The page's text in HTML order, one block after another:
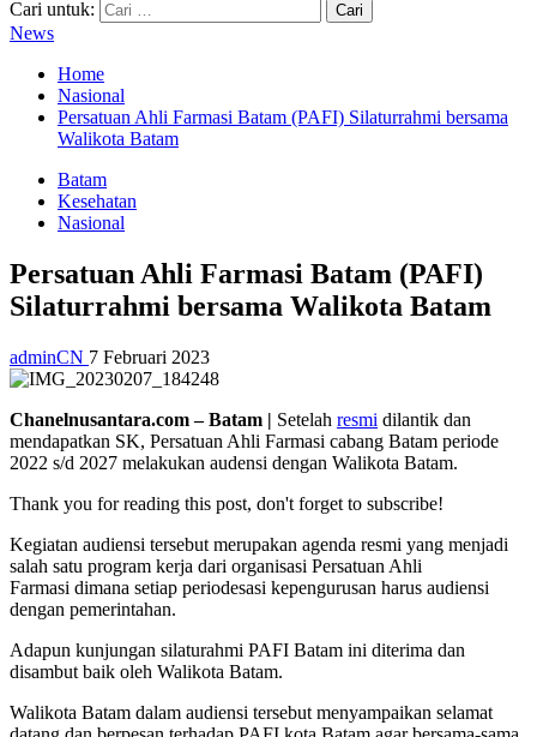
Cari untuk:
News
Home
Nasional
Persatuan Ahli Farmasi Batam (PAFI) Silaturrahmi bersama
Walikota Batam
Batam
Kesehatan
Nasional
Persatuan Ahli Farmasi Batam (PAFI)
Silaturrahmi bersama Walikota Batam
adminCN 7 Februari 2023
Chanelnusantara.com – Batam | Setelah resmi dilantik dan
mendapatkan SK, Persatuan Ahli Farmasi cabang Batam periode
2022 s/d 2027 melakukan audensi dengan Walikota Batam.
Thank you for reading this post, don't forget to subscribe!
Kegiatan audiensi tersebut merupakan agenda resmi yang menjadi
salah satu program kerja dari organisasi Persatuan Ahli
Farmasi dimana setiap periodesasi kepengurusan harus audiensi
dengan pemerintahan.
Adapun kunjungan silaturahmi PAFI Batam ini diterima dan
disambut baik oleh Walikota Batam.
Walikota Batam dalam audiensi tersebut menyampaikan selamat